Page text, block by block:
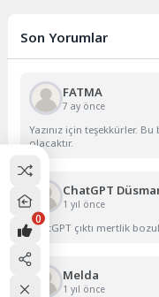
Son Yorumlar
FATMA
7 ay önce
Yazınız için teşekkürler.
olacaktır.
ChatGPT
1 yıl önce
ChatGPT çıktı mertlik
Melda
1 yıl önce
0